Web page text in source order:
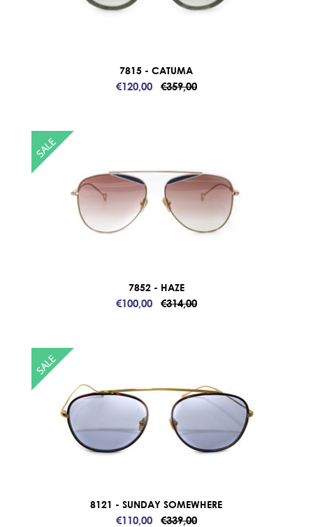
7815 - CATUMA
€120,00 €359,00
7852 - HAZE
€100,00 €314,00
8121 - SUNDAY SOMEWHERE
€110,00 €339,00